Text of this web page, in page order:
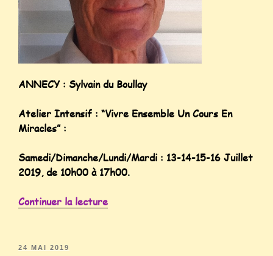
ANNECY : Sylvain du Boullay
Atelier Intensif : “Vivre Ensemble Un Cours En
Miracles” :
Samedi/Dimanche/Lundi/Mardi : 13-14-15-16 Juillet
2019, de 10h00 à 17h00.
Continuer la lecture
24 MAI 2019